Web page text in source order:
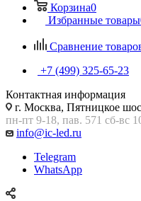
Корзина0
Избранные товары
Сравнение
+7 (499) 325-65-23
Контактная информация
г. Москва, Пятницкое
пн-пт 9-18, пав. 571 сб-вс
info@ic-led.ru
Telegram
WhatsApp